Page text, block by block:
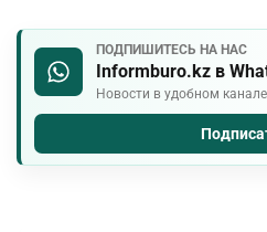
ПОДПИШИТЕСЬ НА НАС
Informburo.kz в
Новости в удобном